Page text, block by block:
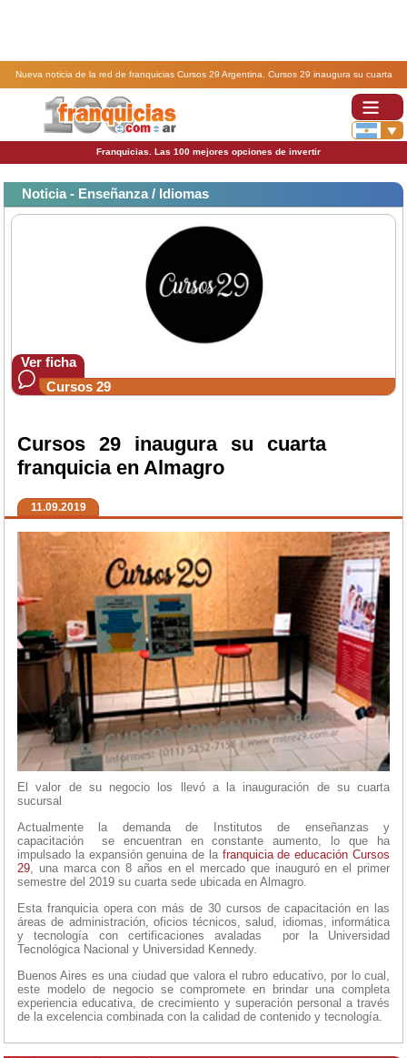
Nueva noticia de la red de franquicias Cursos 29 Argentina. Cursos 29 inaugura su cuarta
Franquicias. Las 100 mejores opciones de invertir
Noticia - Enseñanza / Idiomas
Ver ficha
Cursos 29
Cursos 29 inaugura su cuarta
franquicia en Almagro
11.09.2019
El valor de su negocio los llevó a la inauguración de su cuarta
sucursal
Actualmente la demanda de Institutos de enseñanzas y
capacitación se encuentran en constante aumento, lo que ha
impulsado la expansión genuina de la franquicia de educación Cursos
29 , una marca con 8 años en el mercado que inauguró en el primer
semestre del 2019 su cuarta sede ubicada en Almagro.
Esta franquicia opera con más de 30 cursos de capacitación en las
áreas de administración, oficios técnicos, salud, idiomas, informática
y tecnología con certificaciones avaladas por la Universidad
Tecnológica Nacional y Universidad Kennedy.
Buenos Aires es una ciudad que valora el rubro educativo, por lo cual,
este modelo de negocio se compromete en brindar una completa
experiencia educativa, de crecimiento y superación personal a través
de la excelencia combinada con la calidad de contenido y tecnología.